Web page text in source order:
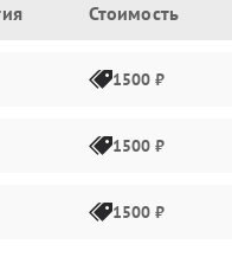
Стоимость
1500 ₽
1500 ₽
1500 ₽